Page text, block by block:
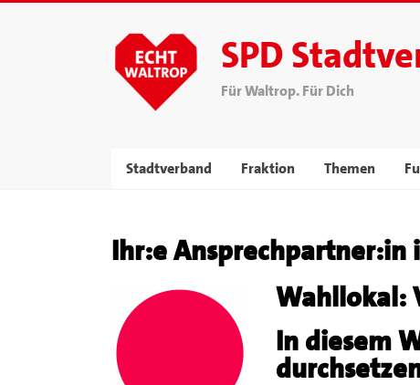
SPD
Für Waltrop. Für Dich
Stadtverband Fraktion Themen
Ihr:e Ansprechpartner:in
Wahllokal:
In diesem